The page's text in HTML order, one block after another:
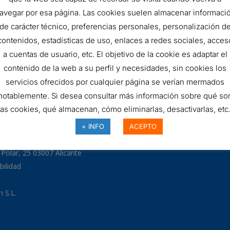
FILTRO
HIDRÁULICO
AÑADIR AL
SKU: FS120B4T125B
25 03007 Alicante
S.L.
por esa página. Las cookies suelen almacenar
carácter técnico, preferencias personales, personalización de
estadísticas de uso, enlaces a redes sociales,
a cuentas de usuario, etc. El objetivo de la cookie es adaptar el
contenido de la web a su perfil y necesidades, sin cookies los
servicios ofrecidos por cualquier página se verían mermados
Si desea consultar más información sobre qué
cookies, qué almacenan, cómo eliminarlas, desactivarlas,
+ INFO ACEPTO